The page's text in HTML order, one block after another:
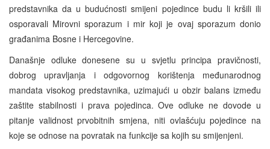
predstavnika da u budućnosti smijeni pojedince budu li kršili ili
osporavali Mirovni sporazum i mir koji je ovaj sporazum donio
građanima Bosne i Hercegovine.
Današnje odluke donesene su u svjetlu principa pravičnosti,
dobrog upravljanja i odgovornog korištenja međunarodnog
mandata visokog predstavnika, uzimajući u obzir balans između
zaštite stabilnosti i prava pojedinca. Ove odluke ne dovode u
pitanje validnost prvobitnih smjena, niti ovlašćuju pojedince na
koje se odnose na povratak na funkcije sa kojih su smijenjeni.